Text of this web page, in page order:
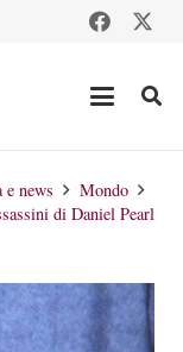
news
Mondo
di Daniel Pearl